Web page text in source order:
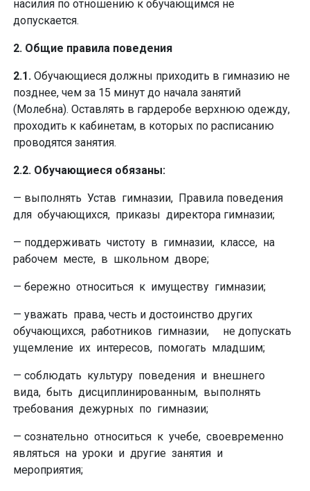
насилия по отношению к обучающимся не
допускается.
2. Общие правила поведения
2.1. Обучающиеся должны приходить в гимназию не
позднее, чем за 15 минут до начала занятий
(Молебна). Оставлять в гардеробе верхнюю одежду,
проходить к кабинетам, в которых по расписанию
проводятся занятия.
2.2. Обучающиеся обязаны:
— выполнять Устав гимназии, Правила поведения
для обучающихся, приказы директора гимназии;
— поддерживать чистоту в гимназии, классе, на
рабочем месте, в школьном дворе;
— бережно относиться к имуществу гимназии;
— уважать права, честь и достоинство других
обучающихся, работников гимназии, не допускать
ущемление их интересов, помогать младшим;
— соблюдать культуру поведения и внешнего
вида, быть дисциплинированным, выполнять
требования дежурных по гимназии;
— сознательно относиться к учебе, своевременно
являться на уроки и другие занятия и
мероприятия;